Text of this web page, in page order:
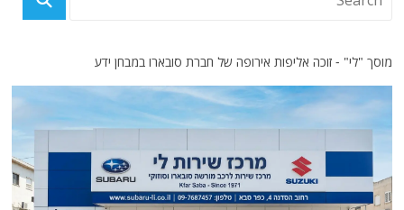
מוסך "לי" - זוכה אליפות אירופה של חברת סובארו במבחן ידע